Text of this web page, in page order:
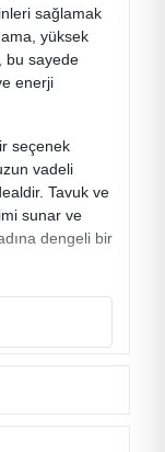
sağlamak
yüksek
bu sayede
enerji
seçenek
vadeli
Tavuk ve
sunar ve
dengeli bir
Kedi
ile genç
zamanda,